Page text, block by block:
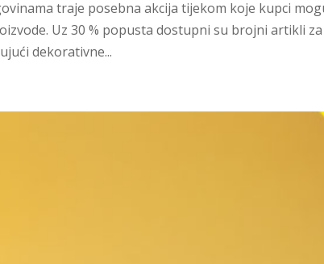
traje posebna akcija tijekom koje kupci
Uz 30 % popusta dostupni su brojni artikli za
dekorativne...